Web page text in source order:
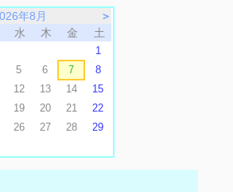
年8月
＞
水 木 金 土
1
5 6 7
8
12 13 14
15
19 20 21
22
26 27 28
29